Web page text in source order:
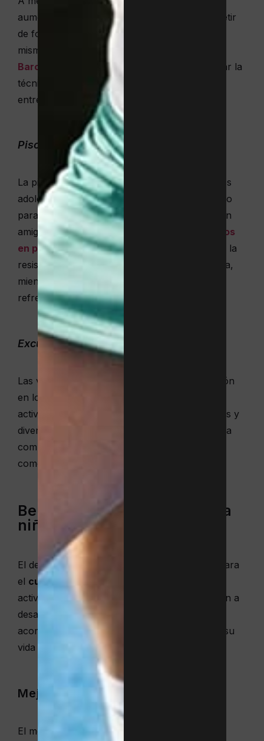
aumentan el interés por progresar, por competir
de forma sana, incluso por medirse consigo
mismos. Las
Barcelona
permiten a los adolescentes trabajar la
técnica y la táctica a cualquier nivel, con
entrenadores certificados por la federación.
Piscina y actividades acuáticas
La piscina ofrece mucho más que natación. Los
adolescentes encuentran en el agua un espacio
para entrenar, relajarse y compartir tiempo con
amigos. Existen numerosos
deportes acuáticos
en piscina que permiten a los jóvenes trabajar la
resistencia, la coordinación y la condición física,
mientras disfrutan de una actividad divertida y
refrescante.
Excursiones a parques acuáticos
Las visitas a parques acuáticos y la participación
en los campus de verano resultan una de las
actividades con niños en Barcelona más activas y
divertidas. El adolescente se siente parte de una
comunidad, comparte retos y vive el deporte
como una experiencia social enriquecedora.
Beneficios del deporte para
niños en Barcelona
El deporte infantil ofrece grandes beneficios para
el cuerpo, la mente y la vida social
actividades para niños en Barcelona les ayudan a
desarrollar recursos y habilidades que les
acompañarán en el hogar, en la escuela y en su
vida futura.
Mejora física
El movimiento regular favorece el desarrollo